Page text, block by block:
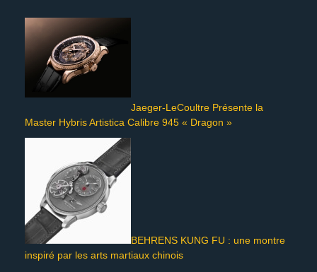
Jaeger-LeCoultre Présente la
Master Hybris Artistica Calibre 945 « Dragon »
BEHRENS KUNG FU : une montre
inspiré par les arts martiaux chinois